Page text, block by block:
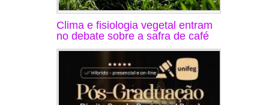
Clima e fisiologia vegetal entram
no debate sobre a safra de café